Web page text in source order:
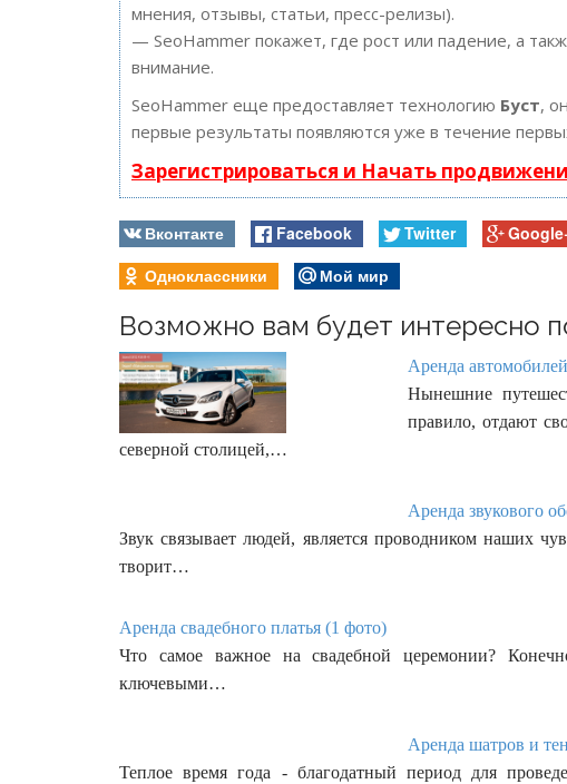
мнения, отзывы, статьи, пресс-релизы).
— SeoHammer покажет, где рост или падение, а
внимание.
SeoHammer еще предоставляет технологию Буст,
первые результаты появляются уже в течение
Зарегистрироваться и Начать
Вконтакте Facebook Twitter
Одноклассники
Мой мир
Возможно вам будет интересно
Аренда
Нынешние
правило, отдают
северной столицей,…
Аренда звукового
Звук связывает людей, является проводником наших
творит…
Аренда свадебного платья (1 фото)
Что самое важное на свадебной церемонии?
ключевыми…
Аренда шатров и
Теплое время года - благодатный период для